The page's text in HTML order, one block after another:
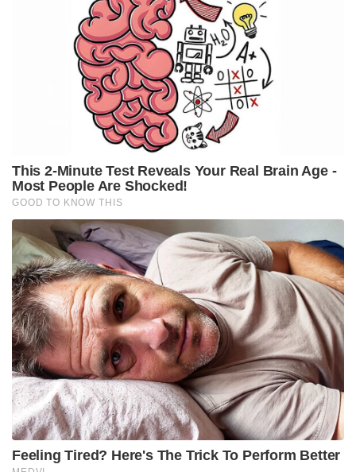
സിലോണിൽ നിന്നെത്തിയ ഡച്ചു സൈന്യം കുളച്ചലിൽ
ഇറങ്ങി ആക്രമണം ആരംഭിച്ചു .ലോക ചരിത്രത്തിൽ
തന്നെ ശ്രദ്ധിക്കപ്പെട്ട ഒരു യുദ്ധത്തിന് കുളച്ചൽ
വേദിയാവുകയായിരുന്നു. കുളച്ചലിൽ
താവളമടിച്ചിരുന്ന തിരുവിതാംകൂറിന്റെ ചെറു
സൈന്യത്തെ ആക്രമിച്ച ഡച്ചുകാർ
കച്ചവടകേന്ദ്രങ്ങളും മറ്റും കൊള്ളയടിച്ചു തുടങ്ങി.
തുറമുഖത്തിന്റെ ഒരു ഭാഗം കോട്ടകെട്ടി ബലപ്പെടുത്തി
സൈന്യവിഭാഗത്തെ അവിടെ നിർത്തി . മറ്റ്
സൈന്യങ്ങൾ തേങ്ങാപ്പട്ടണവും
കടിയപട്ടണവുമൊക്കെ ആക്രമിച്ച് ഇരണിയലെത്തി.
വാർത്തയറിഞ്ഞ മഹാരാജാവ് കിട്ടാവുന്നത്ര
സൈന്യവുമായി പത്മനാഭപുരത്തെത്തി. വടക്കൻ
ദേശങ്ങളിൽ യുദ്ധത്തിലേർപ്പെട്ടിരുന്ന രാമയ്യൻ
ദളവയോട് പത്മനാഭപുരത്തെത്താൻ നിർദ്ദേശം
നൽകി. കുളച്ചലിലെ വിജയം ഡച്ചുകാർക്ക്
പത്മനാഭപുരത്തെ ആക്രമിക്കാനുള്ള പ്രചോദനമായി.
രാമയ്യൻ ദളവ സൈന്യവുമായി കൽക്കുളത്തെത്തി.
ഡച്ചുകാരെ ആക്രമിക്കാനുള്ള ആസൂത്രണം
തകൃതിയായി നടന്നു. ആക്രമണത്തിനായി
സൈനികരെ കരയ്ക്കെത്തിച്ച ഡച്ചു കപ്പലിനെ